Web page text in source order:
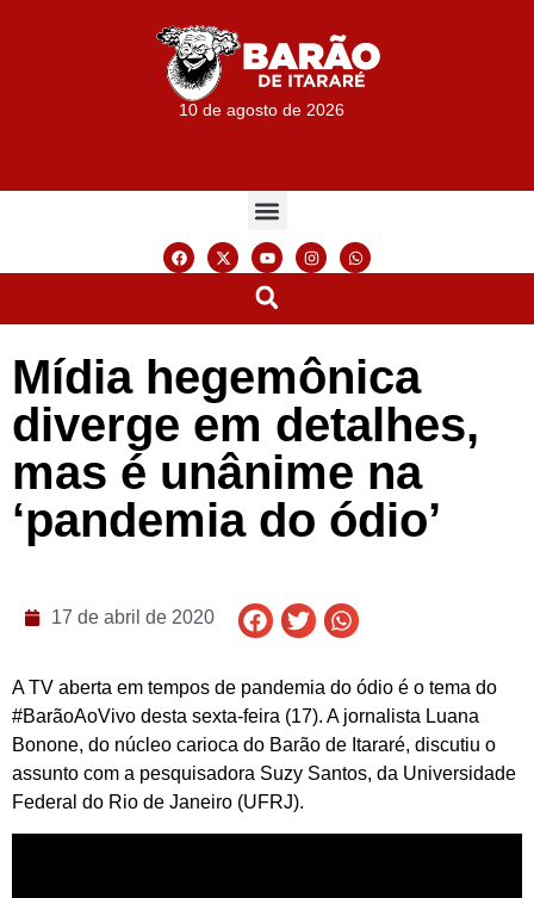
10 de agosto de 2026
Mídia hegemônica
diverge em detalhes,
mas é unânime na
‘pandemia do ódio’
17 de abril de 2020
A TV aberta em tempos de pandemia do ódio é o tema do
#BarãoAoVivo desta sexta-feira (17). A jornalista Luana
Bonone, do núcleo carioca do Barão de Itararé, discutiu o
assunto com a pesquisadora Suzy Santos, da Universidade
Federal do Rio de Janeiro (UFRJ).